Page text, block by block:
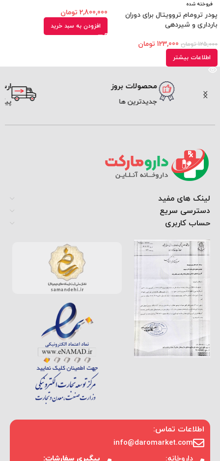
فروخته شده
پودر ترومام تروویتال برای دوران
بارداری و شیردهی
125,000 تومان 123,000 تومان
اطلاعات بیشتر
2,800,000 تومان
افزودن به سبد خرید
محصولات بروز
جدیدترین ها
ارسال سریع
پیک و پست
لینک های مفید
دسترسی سریع
حساب کاربری
اطلاعات تماس:
info@daromarket.com
داروخانه:
پیگیری سفارشات: